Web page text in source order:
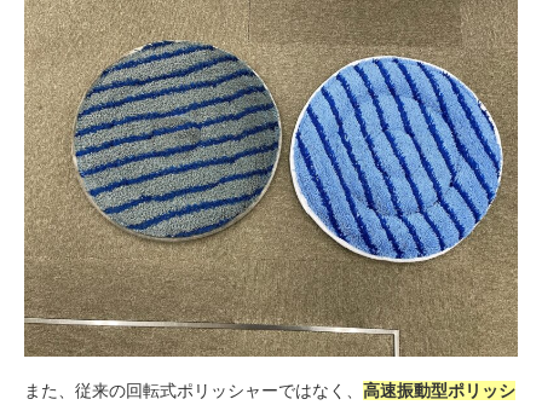
また、従来の回転式ポリッシャーではなく、 高速振動型ポリッシ